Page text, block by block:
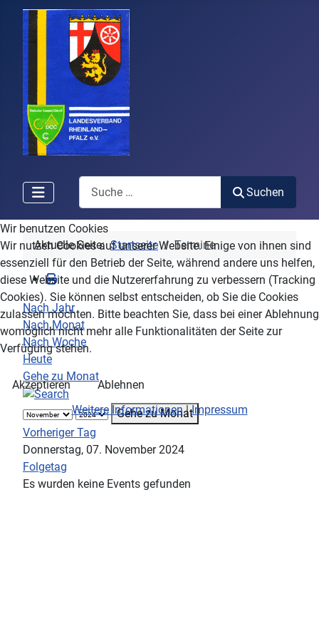
Search
Suchen
Aktuelle Seite:Startseite Termine
Nach Jahr
Nach Monat
Nach Woche
Heute
Gehe zu Monat
Gehe zu Monat
Vorheriger Tag
Donnerstag, 07. November 2024
Folgetag
Es wurden keine Events gefunden
Wir benutzen Cookies
Wir nutzen Cookies auf unserer Website. Einige von ihnen sind
essenziell für den Betrieb der Seite, während andere uns helfen,
diese Website und die Nutzererfahrung zu verbessern (Tracking
Cookies). Sie können selbst entscheiden, ob Sie die Cookies
zulassen möchten. Bitte beachten Sie, dass bei einer Ablehnung
womöglich nicht mehr alle Funktionalitäten der Seite zur
Verfügung stehen.
Akzeptieren
Ablehnen
Weitere Informationen|Impressum